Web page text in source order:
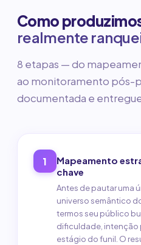
Como
realmente
8 etapas — do
ao monitoramento pós-
documentada e
1
Mapeamento
chave
Antes de pautar uma
universo semântico
termos seu público
dificuldade, intenção
estágio do funil. O